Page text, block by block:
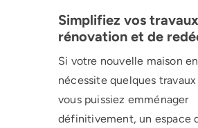
Simplifiez vos
rénovation et de
Si votre nouvelle maison
nécessite quelques
vous puissiez emménager
définitivement, un espace